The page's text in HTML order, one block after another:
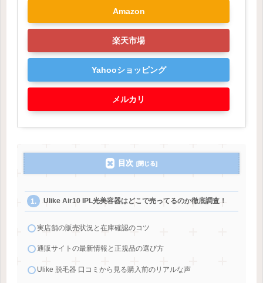
Amazon
楽天市場
Yahooショッピング
メルカリ
目次
Ulike Air10 IPL光美容器はどこで売ってるのか徹底調査！
実店舗の販売状況と在庫確認のコツ
通販サイトの最新情報と正規品の選び方
Ulike 脱毛器 口コミから見る購入前のリアルな声